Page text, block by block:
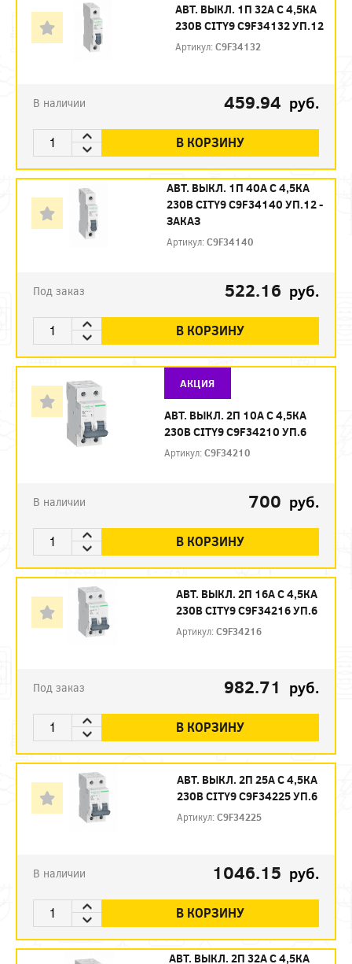
АВТ. ВЫКЛ. 1П 32А С 4,5КА
230В CITY9 C9F34132 УП.12
Артикул:C9F34132
В наличии 459.94 руб.
В КОРЗИНУ
АВТ. ВЫКЛ. 1П 40А С 4,5КА
230В CITY9 C9F34140 УП.12 -
ЗАКАЗ
Артикул:C9F34140
Под заказ 522.16 руб.
В КОРЗИНУ
АКЦИЯ
АВТ. ВЫКЛ. 2П 10А С 4,5КА
230В CITY9 C9F34210 УП.6
Артикул:C9F34210
В наличии 700 руб.
В КОРЗИНУ
АВТ. ВЫКЛ. 2П 16А С 4,5КА
230В CITY9 C9F34216 УП.6
Артикул:C9F34216
Под заказ 982.71 руб.
В КОРЗИНУ
АВТ. ВЫКЛ. 2П 25А С 4,5КА
230В CITY9 C9F34225 УП.6
Артикул:C9F34225
В наличии 1046.15 руб.
В КОРЗИНУ
АВТ. ВЫКЛ. 2П 32А С 4,5КА